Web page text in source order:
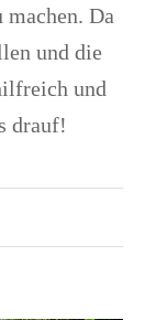
Da
und die
und
drauf!